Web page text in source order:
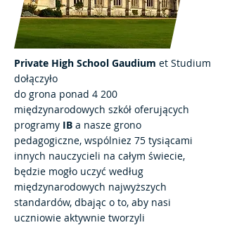
Private High School Gaudium et Studium
dołączyło
do grona ponad 4 200
międzynarodowych szkół oferujących
programy IB a nasze grono
pedagogiczne, wspólniez 75 tysiącami
innych nauczycieli na całym świecie,
będzie mogło uczyć według
międzynarodowych najwyższych
standardów, dbając o to, aby nasi
uczniowie aktywnie tworzyli